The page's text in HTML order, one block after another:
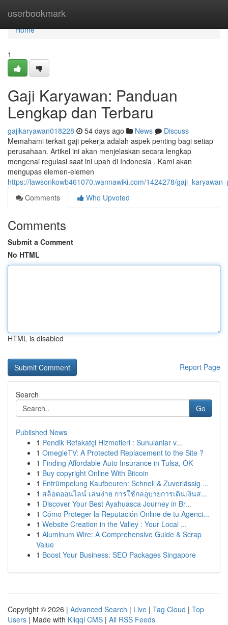
userbookmark
Home
Home
1
Gaji Karyawan: Panduan
Lengkap dan Terbaru
gajikaryawan018228 54 days ago News
Discuss
Memahami terkait gaji pekerja adalah aspek penting bagi setiap
perusahaan. Artikel ini akan menjelaskan secara lengkap
mengenai regulasi saat ini upah di Indonesia . Kami akan
mengupas elemen-elemen
https://lawsonkowb461070.wannawiki.com/1424278/
Comments
Who Upvoted
Comments
Submit a Comment
No HTML
HTML is disabled
Report Page
Search
Go
Published News
1 Pendik Refakatçi Hizmetleri : Sunulanlar v...
1 OmegleTV: A Protected Replacement to the Site ?
1 Finding Affordable Auto Insurance in Tulsa, OK
1 Buy copyright Online With Bitcoin
1 Entrümpelung Kaufbeuren: Schnell & Zuverlässig ...
1 สล็อตออนไลน์ เล่นง่าย การใช้กลอุบายการเดินเงินส...
1 Discover Your Best Ayahuasca Journey in Br...
1 Cómo Proteger la Reputación Online de tu Agenci...
1 Website Creation in the Valley : Your Local ...
1 Aluminum Wire: A Comprehensive Guide & Scrap
Value
1 Boost Your Business: SEO Packages Singapore
Copyright © 2026 | Advanced Search | Live | Tag Cloud | Top
Users | Made with Kliqqi CMS | All RSS Feeds